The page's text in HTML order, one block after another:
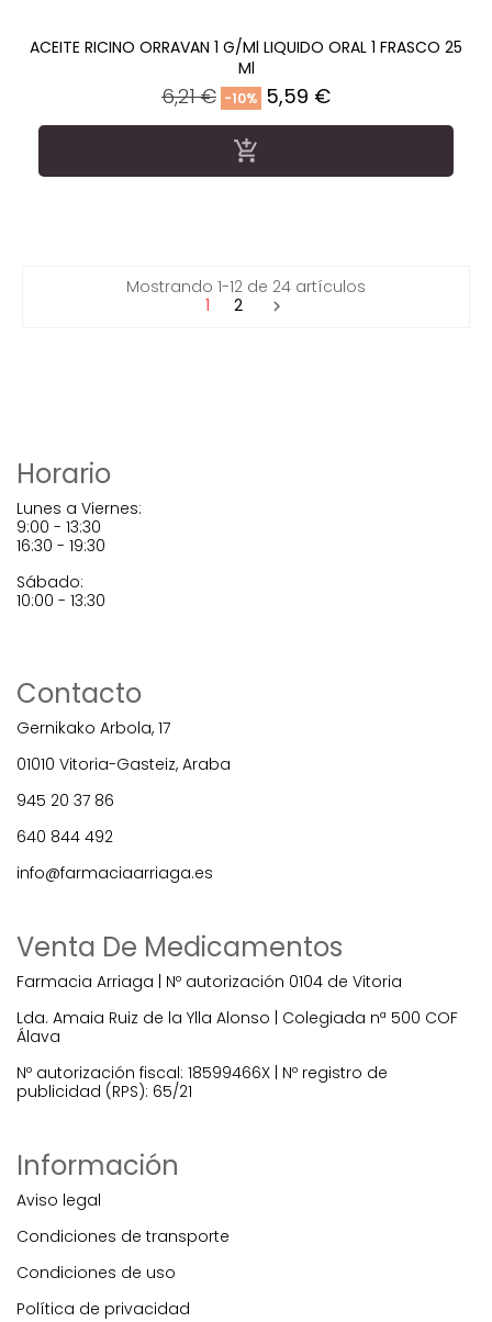
ACEITE RICINO ORRAVAN 1 G/ml LIQUIDO ORAL 1 FRASCO 25
Ml
Precio
regular
6,21 € -10% Precio
5,59 €

Mostrando 1-12 de 24 artículos
1
2 
Horario
Lunes a Viernes:
9:00 - 13:30
16:30 - 19:30
Sábado:
10:00 - 13:30
Contacto
Gernikako Arbola, 17
01010 Vitoria-Gasteiz, Araba
945 20 37 86
640 844 492
info@farmaciaarriaga.es
Venta De Medicamentos
Farmacia Arriaga | Nº autorización 0104 de Vitoria
Lda. Amaia Ruiz de la Ylla Alonso | Colegiada nª 500 COF
Álava
Nº autorización fiscal: 18599466X | Nº registro de
publicidad (RPS): 65/21
Información
Aviso legal
Condiciones de transporte
Condiciones de uso
Política de privacidad